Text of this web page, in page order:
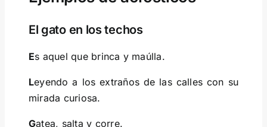
El gato en los techos
Es aquel que brinca y maúlla.
Leyendo a los extraños de las calles con su
mirada curiosa.
Gatea, salta y corre.